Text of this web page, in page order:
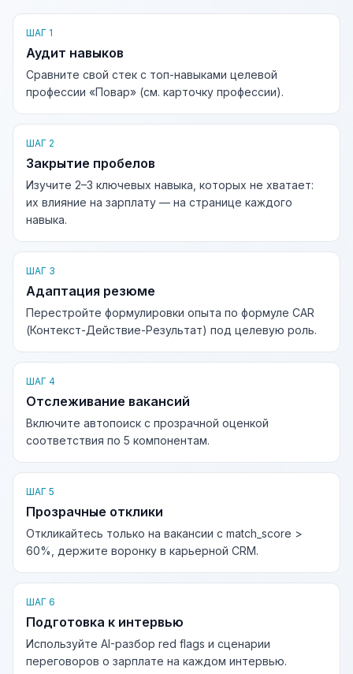
ШАГ 1
Аудит навыков
Сравните свой стек с топ-навыками целевой
профессии «Повар» (см. карточку профессии).
ШАГ 2
Закрытие пробелов
Изучите 2–3 ключевых навыка, которых не хватает:
их влияние на зарплату — на странице каждого
навыка.
ШАГ 3
Адаптация резюме
Перестройте формулировки опыта по формуле CAR
(Контекст-Действие-Результат) под целевую роль.
ШАГ 4
Отслеживание вакансий
Включите автопоиск с прозрачной оценкой
соответствия по 5 компонентам.
ШАГ 5
Прозрачные отклики
Откликайтесь только на вакансии с match_score >
60%, держите воронку в карьерной CRM.
ШАГ 6
Подготовка к интервью
Используйте AI-разбор red flags и сценарии
переговоров о зарплате на каждом интервью.